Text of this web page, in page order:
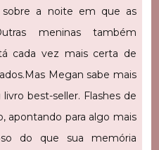
sobre a noite em que as
meninas também
cada vez mais certa de
Mas Megan sabe mais
best-seller. Flashes de
apontando para algo mais
do que sua memória